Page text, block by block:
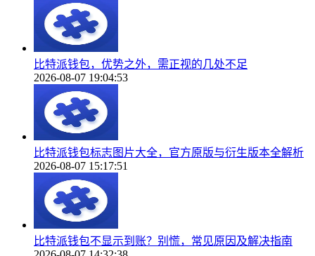
比特派钱包，优势之外，需正视的几处不足
2026-08-07 19:04:53
比特派钱包标志图片大全，官方原版与衍生版本全解析
2026-08-07 15:17:51
比特派钱包不显示到账？别慌，常见原因及解决指南